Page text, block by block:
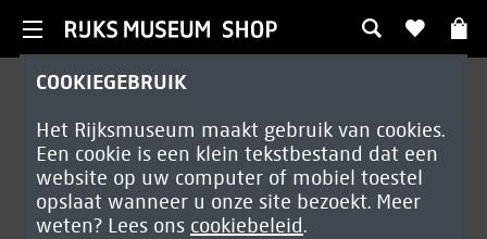
COOKIEGEBRUIK
Het Rijksmuseum maakt gebruik van cookies.
Een cookie is een klein tekstbestand dat een
website op uw computer of mobiel toestel
opslaat wanneer u onze site bezoekt. Meer
weten? Lees ons cookiebeleid.
Sleutelhanger De bedreigde
zwaan